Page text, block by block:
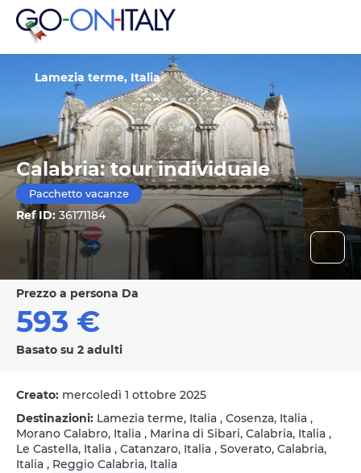
Calabria: tour individuale
Pacchetto vacanze
Ref ID: 36171184
Lamezia terme, Italia
prezzo a persona Da
593 €
Basato su 2 adulti
Creato: mercoledì 1 ottobre 2025
Destinazioni: Lamezia terme, Italia , Cosenza, Italia ,
Morano Calabro, Italia , Marina di Sibari, Calabria, Italia ,
Le Castella, Italia , Catanzaro, Italia , Soverato, Calabria,
Italia , Reggio Calabria, Italia